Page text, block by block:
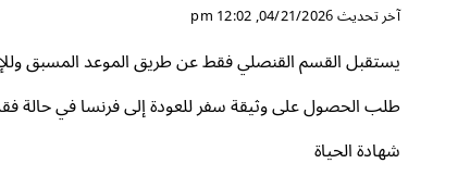
آخر تحديث04/21/2026, 12:02 pm
يستقبل القسم القنصلي فقط عن طريق الموعد المسبق
طلب الحصول على وثيقة سفر للعودة إلى فرنسا في حالة
شهادة الحياة